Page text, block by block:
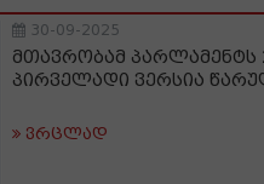
30-09-2025
მთავრობამ პარლამენტს
პირველადი ვერსია
ვრცლად